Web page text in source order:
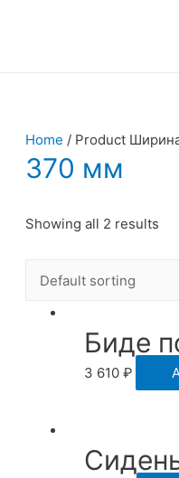
Home / Product
370 мм
Showing all 2 results
Биде
3 610 ₽